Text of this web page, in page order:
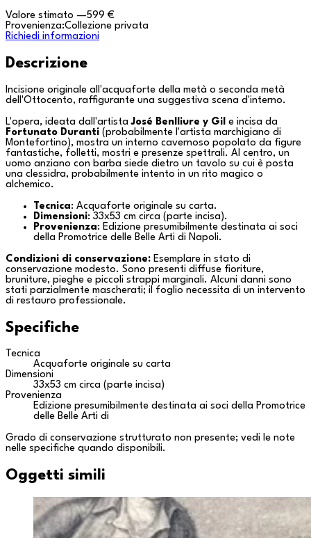
Valore stimato —599 €
Provenienza:Collezione privata
Richiedi informazioni
Descrizione
Incisione originale all'acquaforte della metà o seconda metà
dell'Ottocento, raffigurante una suggestiva scena d'interno.
L'opera, ideata dall'artistaJosé Benlliure y Gil e incisa da
Fortunato Duranti (probabilmente l'artista marchigiano di
Montefortino), mostra un interno cavernoso popolato da figure
fantastiche, folletti, mostri e presenze spettrali. Al centro, un
uomo anziano con barba siede dietro un tavolo su cui è posta
una clessidra, probabilmente intento in un rito magico o
alchemico.
Tecnica: Acquaforte originale su carta.
Dimensioni: 33x53 cm circa (parte incisa).
Provenienza: Edizione presumibilmente destinata ai soci
della Promotrice delle Belle Arti di Napoli.
Condizioni di conservazione: Esemplare in stato di
conservazione modesto. Sono presenti diffuse fioriture,
bruniture, pieghe e piccoli strappi marginali. Alcuni danni sono
stati parzialmente mascherati; il foglio necessita di un intervento
di restauro professionale.
Specifiche
Tecnica
Acquaforte originale su carta
Dimensioni
33x53 cm circa (parte incisa)
Provenienza
Edizione presumibilmente destinata ai soci della Promotrice
delle Belle Arti di
Grado di conservazione strutturato non presente; vedi le note
nelle specifiche quando disponibili.
Oggetti simili